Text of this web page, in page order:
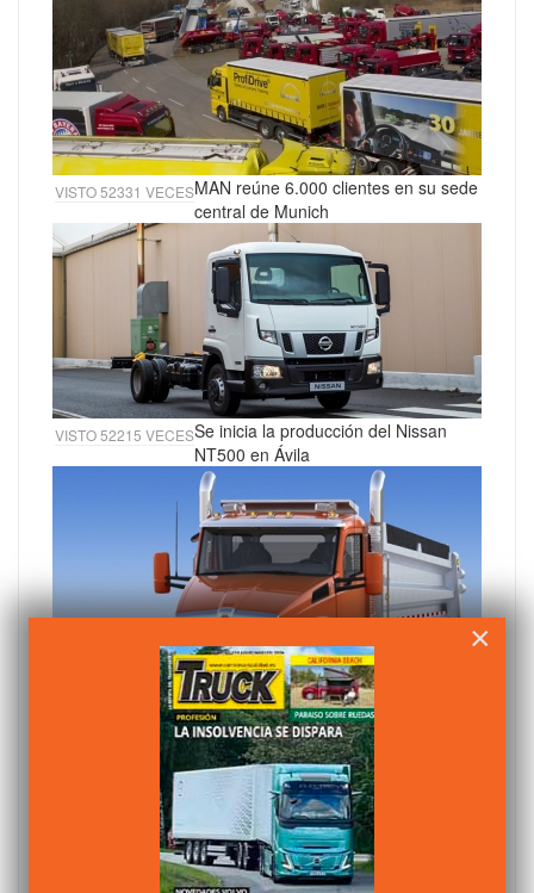
VISTO 52331 VECESMAN reúne 6.000 clientes en su sede
central de Munich
VISTO 52215 VECESSe inicia la producción del Nissan
NT500 en Ávila
VISTO 50914 VECESKenworth presenta su nuevo camión
T880
×